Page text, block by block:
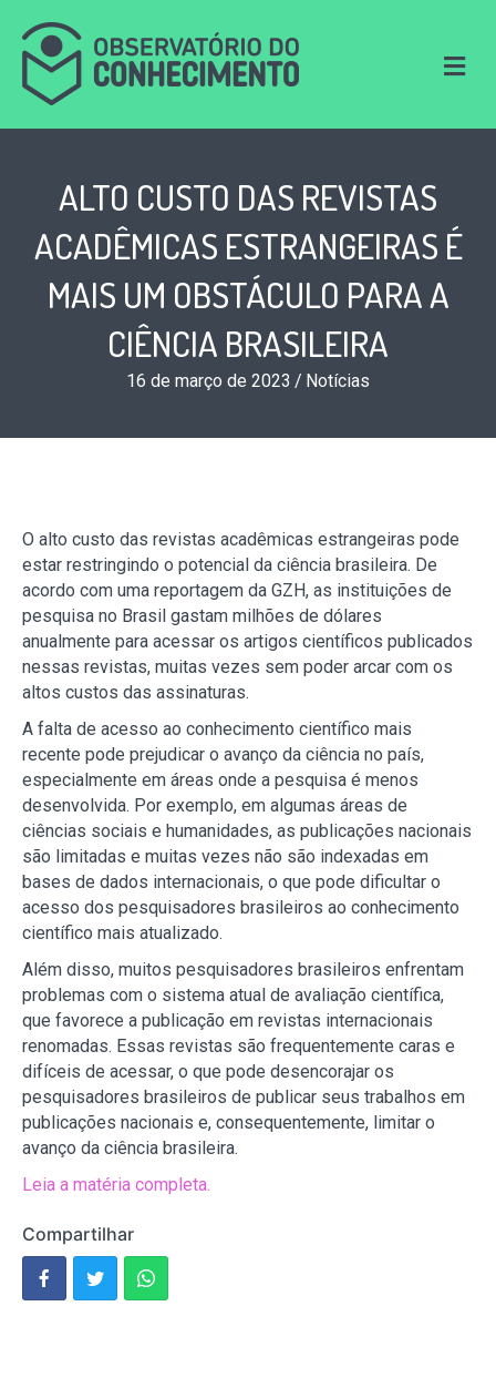
M
e
u
ALTO CUSTO DAS REVISTAS
ACADÊMICAS ESTRANGEIRAS É
MAIS UM OBSTÁCULO PARA A
CIÊNCIA BRASILEIRA
16 de março de 2023 / Notícias
O alto custo das revistas acadêmicas estrangeiras pode
estar restringindo o potencial da ciência brasileira. De
acordo com uma reportagem da GZH, as instituições de
pesquisa no Brasil gastam milhões de dólares
anualmente para acessar os artigos científicos publicados
nessas revistas, muitas vezes sem poder arcar com os
altos custos das assinaturas.
A falta de acesso ao conhecimento científico mais
recente pode prejudicar o avanço da ciência no país,
especialmente em áreas onde a pesquisa é menos
desenvolvida. Por exemplo, em algumas áreas de
ciências sociais e humanidades, as publicações nacionais
são limitadas e muitas vezes não são indexadas em
bases de dados internacionais, o que pode dificultar o
acesso dos pesquisadores brasileiros ao conhecimento
científico mais atualizado.
Além disso, muitos pesquisadores brasileiros enfrentam
problemas com o sistema atual de avaliação científica,
que favorece a publicação em revistas internacionais
renomadas. Essas revistas são frequentemente caras e
difíceis de acessar, o que pode desencorajar os
pesquisadores brasileiros de publicar seus trabalhos em
publicações nacionais e, consequentemente, limitar o
avanço da ciência brasileira.
Leia a matéria completa.
Compartilhar